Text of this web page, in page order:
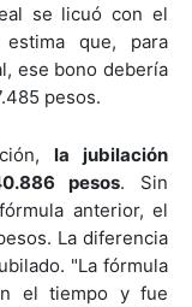
se licuó con el
que, para
ese bono debería
pesos.
la jubilación
pesos. Sin
anterior, el
La diferencia
"La fórmula
el tiempo y fue